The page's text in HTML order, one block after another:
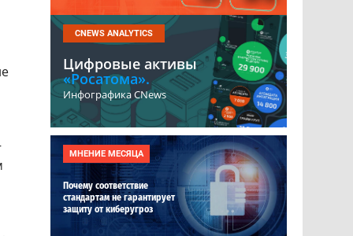
CNEWS ANALYTICS
Цифровые активы
«Росатома».
Инфографика CNews
МНЕНИЕ МЕСЯЦА
Почему соответствие
стандартам не гарантирует
защиту от киберугроз